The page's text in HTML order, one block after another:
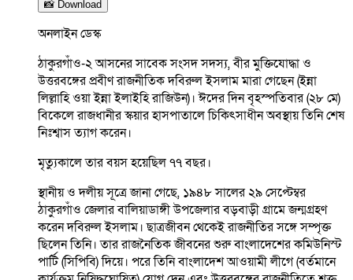
📸 Download
অনলাইন ডেস্ক
ঠাকুরগাঁও-২ আসনের সাবেক সংসদ সদস্য, বীর মুক্তিযোদ্ধা ও
উত্তরবঙ্গের প্রবীণ রাজনীতিক দবিরুল ইসলাম মারা গেছেন (ইন্না
লিল্লাহি ওয়া ইন্না ইলাইহি রাজিউন)। ঈদের দিন বৃহস্পতিবার (২৮ মে)
বিকেলে রাজধানীর স্কয়ার হাসপাতালে চিকিৎসাধীন অবস্থায় তিনি শেষ
নিঃশ্বাস ত্যাগ করেন।
মৃত্যুকালে তার বয়স হয়েছিল ৭৭ বছর।
স্থানীয় ও দলীয় সূত্রে জানা গেছে, ১৯৪৮ সালের ২৯ সেপ্টেম্বর
ঠাকুরগাঁও জেলার বালিয়াডাঙ্গী উপজেলার বড়বাড়ী গ্রামে জন্মগ্রহণ
করেন দবিরুল ইসলাম। ছাত্রজীবন থেকেই রাজনীতির সঙ্গে সম্পৃক্ত
ছিলেন তিনি। তার রাজনৈতিক জীবনের শুরু বাংলাদেশের কমিউনিস্ট
পার্টি (সিপিবি) দিয়ে। পরে তিনি বাংলাদেশ আওয়ামী লীগে (বর্তমানে